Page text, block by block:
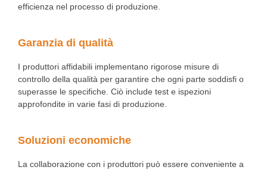
efficienza nel processo di produzione.
Garanzia di qualità
I produttori affidabili implementano rigorose misure di
controllo della qualità per garantire che ogni parte soddisfi o
superasse le specifiche. Ciò include test e ispezioni
approfondite in varie fasi di produzione.
Soluzioni economiche
La collaborazione con i produttori può essere conveniente a